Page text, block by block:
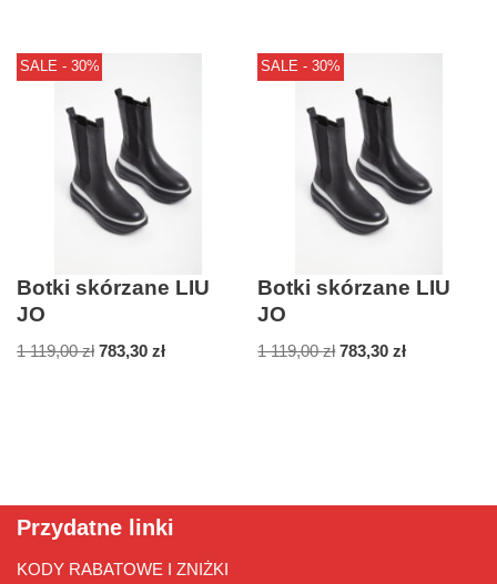
SALE - 30%
Botki skórzane LIU
JO
1 119,00zł 783,30 zł
SALE - 30%
Botki skórzane LIU
JO
1 119,00zł 783,30zł
Przydatne linki
KODY RABATOWE I ZNIŻKI